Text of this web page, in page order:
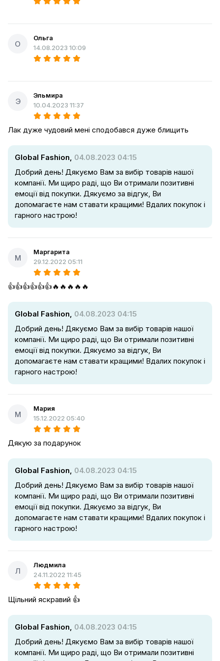
О
Ольга
14.08.2023 10:09
Э
Эльмира
10.04.2023 11:37
Лак дуже чудовий мені сподобався дуже блищить
Global Fashion, 04.08.2023 04:15
Добрий день! Дякуємо Вам за вибір товарів нашої
компанії. Ми щиро раді, що Ви отримали позитивні
емоції від покупки. Дякуємо за відгук, Ви
допомагаєте нам ставати кращими! Вдалих покупок і
гарного настрою!
М
Маргарита
29.12.2022 05:11
👍👍👍👍👍👍🔥🔥🔥🔥🔥
Global Fashion, 04.08.2023 04:15
Добрий день! Дякуємо Вам за вибір товарів нашої
компанії. Ми щиро раді, що Ви отримали позитивні
емоції від покупки. Дякуємо за відгук, Ви
допомагаєте нам ставати кращими! Вдалих покупок і
гарного настрою!
М
Мария
15.12.2022 05:40
Дякую за подарунок
Global Fashion, 04.08.2023 04:15
Добрий день! Дякуємо Вам за вибір товарів нашої
компанії. Ми щиро раді, що Ви отримали позитивні
емоції від покупки. Дякуємо за відгук, Ви
допомагаєте нам ставати кращими! Вдалих покупок і
гарного настрою!
Л
Людмила
24.11.2022 11:45
Щільний яскравий 👍
Global Fashion, 04.08.2023 04:15
Добрий день! Дякуємо Вам за вибір товарів нашої
компанії. Ми щиро раді, що Ви отримали позитивні